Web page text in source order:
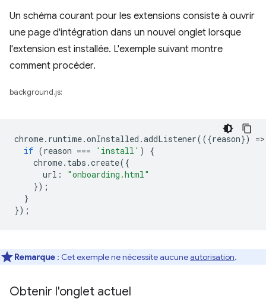
Un schéma courant pour les extensions consiste à ouvrir
une page d'intégration dans un nouvel onglet lorsque
l'extension est installée. L'exemple suivant montre
comment procéder.
background.js:
chrome. runtime.onInstalled .addListener(({reason}) =>
if (reason === 'install' )
{
chrome. tabs .create({
url :
"onboarding.html"
});
}
});
Remarque : Cet exemple ne nécessite aucuneautorisation.
Obtenir l'onglet actuel